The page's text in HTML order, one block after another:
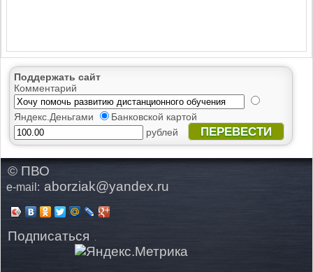
Поддержать сайт
Комментарий
Яндекс.Деньгами
Банковской картой
рублей
ПЕРЕВЕСТИ
© ПВО
e-mail: aborziak@yandex.ru
Подписаться